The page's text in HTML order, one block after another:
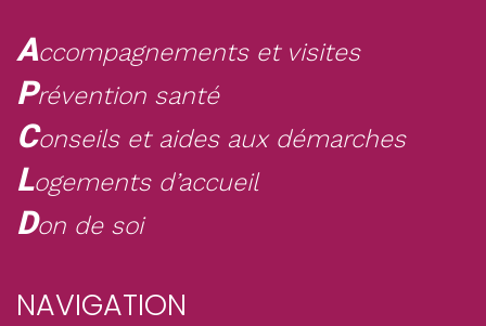
Accompagnements et visites
Prévention santé
Conseils et aides aux démarches
Logements d’accueil
Don de soi
NAVIGATION